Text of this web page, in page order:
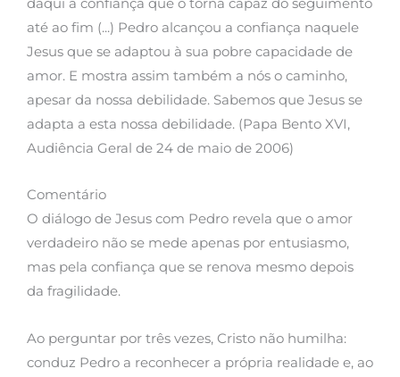
daqui a confiança que o torna capaz do seguimento
até ao fim (...) Pedro alcançou a confiança naquele
Jesus que se adaptou à sua pobre capacidade de
amor. E mostra assim também a nós o caminho,
apesar da nossa debilidade. Sabemos que Jesus se
adapta a esta nossa debilidade. (Papa Bento XVI,
Audiência Geral de 24 de maio de 2006)
Comentário
O diálogo de Jesus com Pedro revela que o amor
verdadeiro não se mede apenas por entusiasmo,
mas pela confiança que se renova mesmo depois
da fragilidade.
Ao perguntar por três vezes, Cristo não humilha:
conduz Pedro a reconhecer a própria realidade e, ao